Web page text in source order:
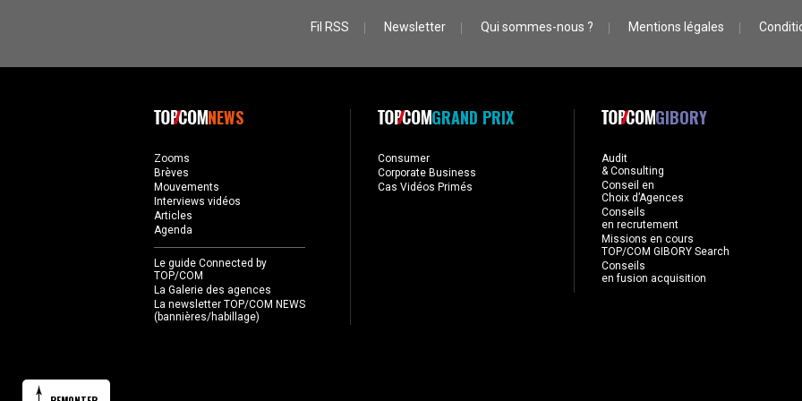
Fil RSS Newsletter Qui sommes-nous ? Mentions légales
NEWS
Zooms
Brèves
Mouvements
Interviews vidéos
Articles
Agenda
Le guide Connected by
TOP/COM
La Galerie des agences
La newsletter TOP/COM NEWS
(bannières/habillage)
GRAND PRIX
Consumer
Corporate Business
Cas Vidéos Primés
GIBORY
Audit
& Consulting
Conseil en
Choix d’Agences
Conseils
en recrutement
Missions en cours
TOP/COM GIBORY Search
Conseils
en fusion acquisition